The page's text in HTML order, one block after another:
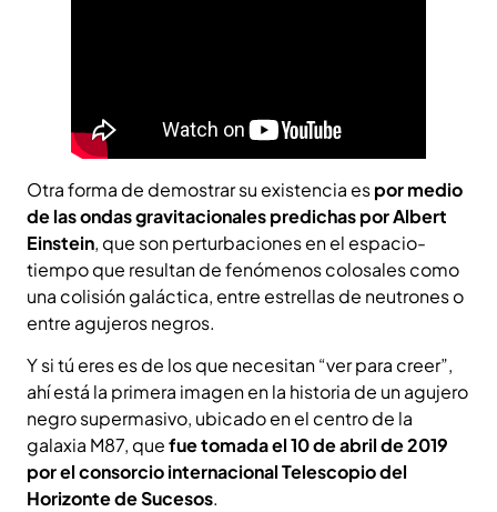
Otra forma de demostrar su existencia espor medio
de las ondas gravitacionales predichas por Albert
Einstein, que son perturbaciones en el espacio-
tiempo que resultan de fenómenos colosales como
una colisión galáctica, entre estrellas de neutrones o
entre agujeros negros.
Y si tú eres es de los que necesitan “ver para creer”,
ahí está la primera imagen en la historia de un agujero
negro supermasivo, ubicado en el centro de la
galaxia M87, quefue tomada el 10 de abril de 2019
por el consorcio internacional Telescopio del
Horizonte de Sucesos.